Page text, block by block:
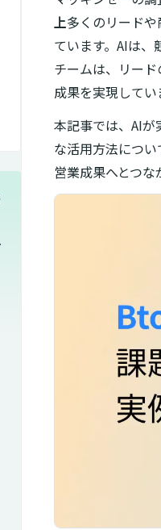
上多くのリード
ています。AIは
チームは、リー
成果を実現してい
本記事では、AI
な活用方法につ
営業成果へとつ